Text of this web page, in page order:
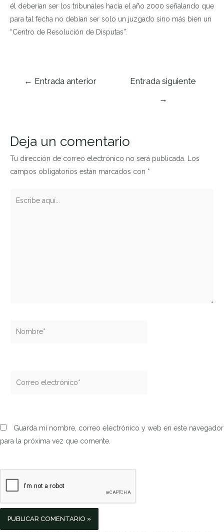
él deberían ser los tribunales hacia el año 2000 señalando que
para tal fecha no debían ser solo un juzgado sino más bien un
“Centro de Resolución de Disputas”.
Navegación
← Entrada anterior
Entrada siguiente
→
Deja un comentario
Tu dirección de correo electrónico no será publicada.
Los
campos obligatorios están marcados con *
Guarda mi nombre, correo electrónico y web en este navegador
para la próxima vez que comente.